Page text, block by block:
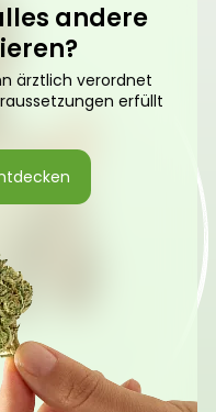
andere
ärztlich verordnet
erfüllt